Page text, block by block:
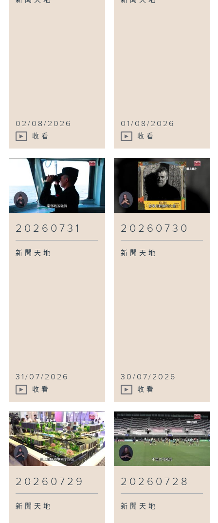
02/08/2026
收看
01/08/2026
收看
20260731
新聞天地
31/07/2026
收看
20260730
新聞天地
30/07/2026
收看
20260729
新聞天地
20260728
新聞天地